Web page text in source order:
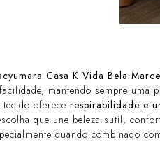
Casa K Vida Bela
mantendo sempre uma
tecido oferecerespirabilidade e
que une beleza sutil,
quando combinado